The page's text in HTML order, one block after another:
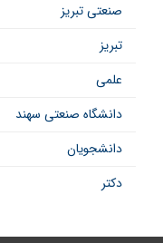
صنعتی تبریز
تبریز
علمی
دانشگاه صنعتی سهند
دانشجویان
دکتر